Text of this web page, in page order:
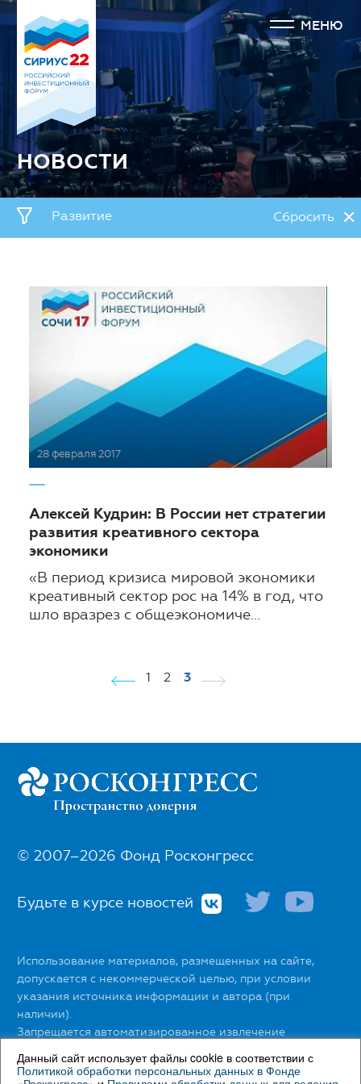
МЕНЮ
НОВОСТИ
Развитие Сбросить ✕
28 февраля 2017
Алексей Кудрин: В России нет стратегии
развития креативного сектора
экономики
«В период кризиса мировой экономики
креативный сектор рос на 14% в год, что
шло вразрез с общеэкономиче...
1 2 3
© 2007–2026 Фонд Росконгресс
Будьте в курсе новостей
Использование материалов, размещенных на сайте,
допускается с некоммерческой целью, при условии
указания источника информации и автора (при
наличии).
Запрещается автоматизированное извлечение
официального разрешения Фонда Росконгресс.
Данный сайт использует файлы cookie в соответствии с
Политикой обработки персональных данных в Фонде